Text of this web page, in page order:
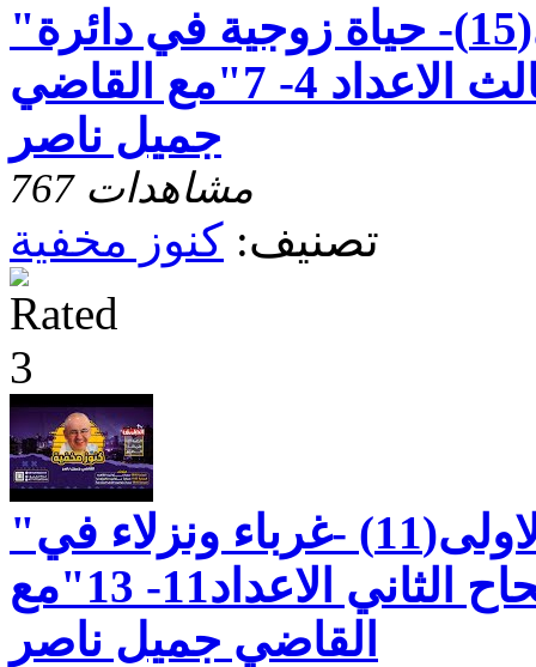
"رسالة بطرس الاولى(15)- حياة زوجية في دائرة
الرضا - الاصحاح الثالث الاعداد 4- 7"مع القاضي
جميل ناصر
767 مشاهدات
تصنيف: كنوز مخفية
"رسالة بطرس الاولى(11) -غرباء ونزلاء في
سيرة حسنة - الاصحاح الثاني الاعداد11- 13"مع
القاضي جميل ناصر